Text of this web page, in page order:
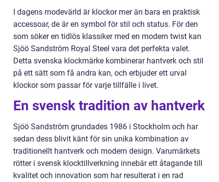
I dagens modevärld är klockor mer än bara en praktisk
accessoar, de är en symbol för stil och status. För den
som söker en tidlös klassiker med en modern twist kan
Sjöö Sandström Royal Steel vara det perfekta valet.
Detta svenska klockmärke kombinerar hantverk och stil
på ett sätt som få andra kan, och erbjuder ett urval
klockor som passar för varje tillfälle i livet.
En svensk tradition av hantverk
Sjöö Sandström grundades 1986 i Stockholm och har
sedan dess blivit känt för sin unika kombination av
traditionellt hantverk och modern design. Varumärkets
rötter i svensk klocktillverkning innebär ett åtagande till
kvalitet och innovation som har resulterat i en rad